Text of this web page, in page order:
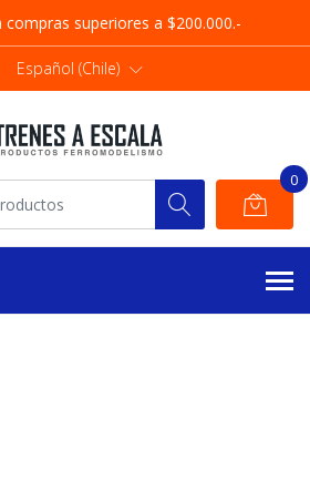
compras superiores a $200.000.-
Español (Chile)
0